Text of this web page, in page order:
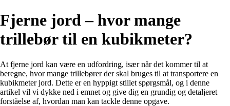
Fjerne jord – hvor mange
trillebør til en kubikmeter?
At fjerne jord kan være en udfordring, især når det kommer til at
beregne, hvor mange trillebører der skal bruges til at transportere en
kubikmeter jord. Dette er en hyppigt stillet spørgsmål, og i denne
artikel vil vi dykke ned i emnet og give dig en grundig og detaljeret
forståelse af, hvordan man kan tackle denne opgave.